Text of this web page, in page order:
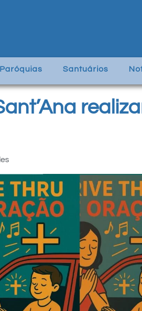
Paróquias Santuários